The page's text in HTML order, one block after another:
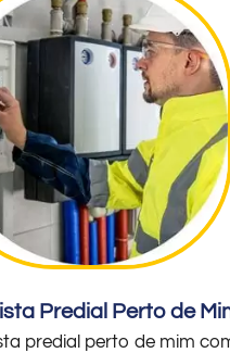
Predial Perto de
predial perto de mim